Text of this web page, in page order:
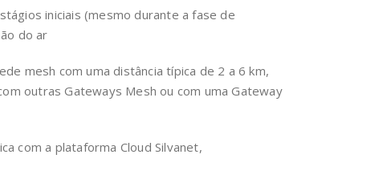
iniciais (mesmo durante a fase de
do ar
mesh com uma distância típica de 2 a 6 km,
outras Gateways Mesh ou com uma Gateway
com a plataforma Cloud Silvanet,